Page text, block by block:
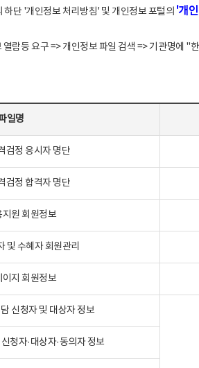
단 '개인정보 처리방침' 및 개인정보 포털의 '개
등 요구 => 개인정보 파일 검색 => 기관명에 "
일명
검정 응시자 명단
검정 합격자 명단
원 회원정보
및 수혜자 회원관리
지 회원정보
신청자 및 대상자 정보
청자·대상자·동의자 정보